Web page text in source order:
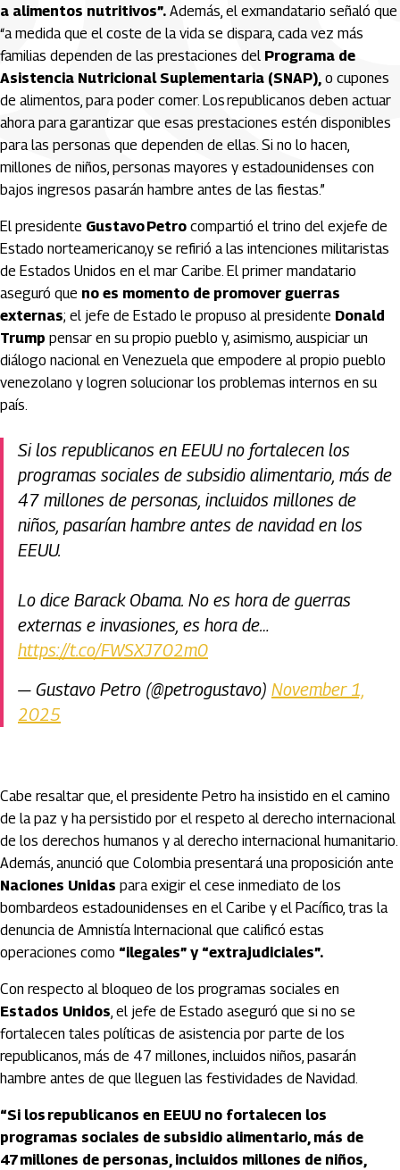
a alimentos nutritivos”. Además, el exmandatario señaló que
“a medida que el coste de la vida se dispara, cada vez más
familias dependen de las prestaciones del Programa de
Asistencia Nutricional Suplementaria (SNAP), o cupones
de alimentos, para poder comer. Los republicanos deben actuar
ahora para garantizar que esas prestaciones estén disponibles
para las personas que dependen de ellas. Si no lo hacen,
millones de niños, personas mayores y estadounidenses con
bajos ingresos pasarán hambre antes de las fiestas.”
El presidente Gustavo Petro compartió el trino del exjefe de
Estado norteamericano,y se refirió a las intenciones militaristas
de Estados Unidos en el mar Caribe. El primer mandatario
aseguró que no es momento de promover guerras
externas; el jefe de Estado le propuso al presidente Donald
Trump pensar en su propio pueblo y, asimismo, auspiciar un
diálogo nacional en Venezuela que empodere al propio pueblo
venezolano y logren solucionar los problemas internos en su
país.
Si los republicanos en EEUU no fortalecen los
programas sociales de subsidio alimentario, más de
47 millones de personas, incluidos millones de
niños, pasarían hambre antes de navidad en los
EEUU.
Lo dice Barack Obama. No es hora de guerras
externas e invasiones, es hora de…
https://t.co/FWSXJ702m0
— Gustavo Petro (@petrogustavo) November 1,
2025
Cabe resaltar que, el presidente Petro ha insistido en el camino
de la paz y ha persistido por el respeto al derecho internacional
de los derechos humanos y al derecho internacional humanitario.
Además, anunció que Colombia presentará una proposición ante
Naciones Unidas para exigir el cese inmediato de los
bombardeos estadounidenses en el Caribe y el Pacífico, tras la
denuncia de Amnistía Internacional que calificó estas
operaciones como “ilegales” y “extrajudiciales”.
Con respecto al bloqueo de los programas sociales en
Estados Unidos, el jefe de Estado aseguró que si no se
fortalecen tales políticas de asistencia por parte de los
republicanos, más de 47 millones, incluidos niños, pasarán
hambre antes de que lleguen las festividades de Navidad.
“Si los republicanos en EEUU no fortalecen los
programas sociales de subsidio alimentario, más de
47 millones de personas, incluidos millones de niños,